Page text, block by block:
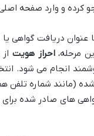
کرده و وارد صفحه
دریافت گواهی
مرحله،احراز هویت
انجام می شود.
(مانند شماره تلفن
های صادر شده